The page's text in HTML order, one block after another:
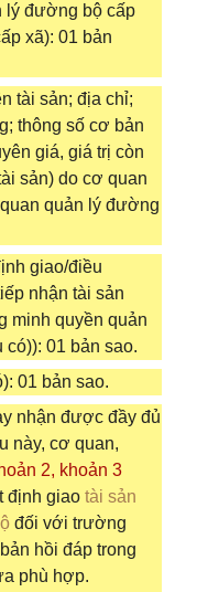
lý đường bộ cấp
xã): 01 bản
tài sản; địa chỉ;
thông số cơ bản
giá, giá trị còn
sản) do cơ quan
quản lý đường
giao/điều
nhận tài sản
minh quyền quản
có)): 01 bản sao.
01 bản sao.
nhận được đầy đủ
này, cơ quan,
2, khoản 3
định giao tài sản
đối với trường
hồi đáp trong
phù hợp.